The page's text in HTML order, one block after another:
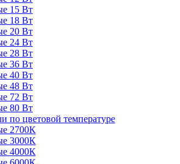
15 Вт
18 Вт
20 Вт
24 Вт
28 Вт
36 Вт
40 Вт
48 Вт
72 Вт
80 Вт
по цветовой температуре
2700К
3000К
4000К